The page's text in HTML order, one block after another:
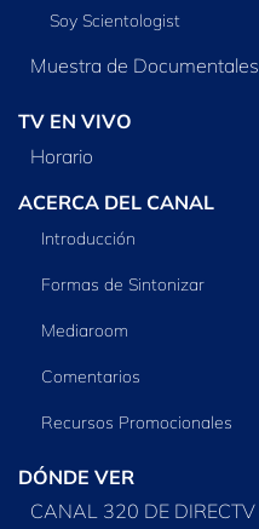
Soy Scientologist
Muestra de Documentales
TV EN VIVO
Horario
ACERCA DEL CANAL
Introducción
Formas de Sintonizar
Mediaroom
Comentarios
Recursos Promocionales
DÓNDE VER
CANAL 320 DE DIRECTV